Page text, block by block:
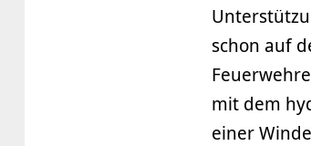
schon auf
mit dem
einer